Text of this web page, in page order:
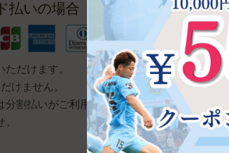
払いの場合
だけます。
けません。
割払いがご利用できないこともございます。